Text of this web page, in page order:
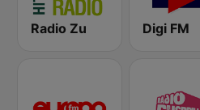
Radio Zu Digi FM